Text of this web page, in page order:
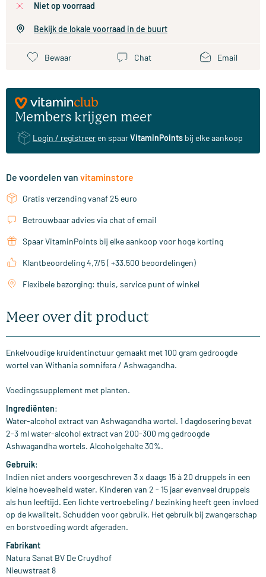
niet op voorraad
Bekijk de lokale voorraad in de buurt
Bewaar Chat Email
Members krijgen meer
Login / registreer en spaarVitaminPoints bij elke aankoop
De voordelen van vitaminstore
Gratis verzending vanaf 25 euro
Betrouwbaar advies via chat of email
Spaar VitaminPoints bij elke aankoop voor hoge korting
Klantbeoordeling 4,7/5 ( +33.500 beoordelingen)
Flexibele bezorging: thuis, service punt of winkel
Meer over dit product
Enkelvoudige kruidentinctuur gemaakt met 100 gram gedroogde
wortel van Withania somnifera / Ashwagandha.
Voedingssupplement met planten.
Ingrediënten:
Water-alcohol extract van Ashwagandha wortel. 1 dagdosering bevat
2-3 ml water-alcohol extract van 200-300 mg gedroogde
Ashwagandha wortels. Alcoholgehalte 30%.
Gebruik:
Indien niet anders voorgeschreven 3 x daags 15 à 20 druppels in een
kleine hoeveelheid water. Kinderen van 2 - 15 jaar evenveel druppels
als hun leeftijd. Een lichte vertroebeling / bezinking heeft geen invloed
op de kwaliteit. Schudden voor gebruik. Het gebruik bij zwangerschap
en borstvoeding wordt afgeraden.
Fabrikant
Natura Sanat BV De Cruydhof
Nieuwstraat 8